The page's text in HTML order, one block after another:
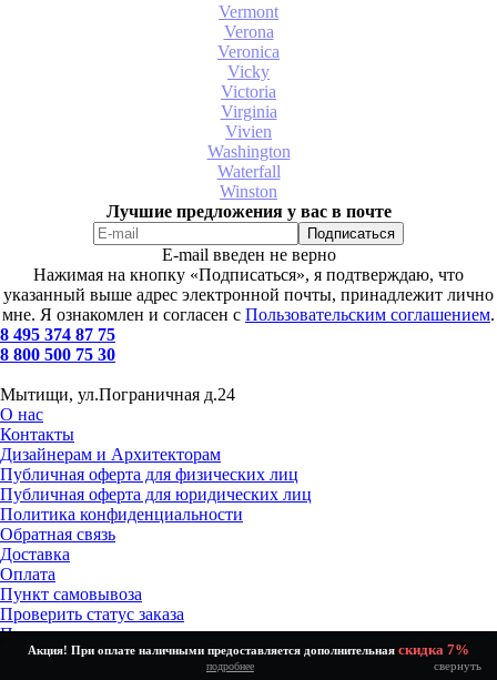
Акция! При оплате наличными предоставляется дополнительная скидка 7%
подробнее свернуть
Vermont
Verona
Veronica
Vicky
Victoria
Virginia
Vivien
Washington
Waterfall
Winston
Лучшие предложения у вас в почте
E-mail введен не верно
Нажимая на кнопку «Подписаться», я подтверждаю, что
указанный выше адрес электронной почты, принадлежит лично
мне. Я ознакомлен и согласен с Пользовательским соглашением.
8 495 374 87 75
8 800 500 75 30
Мытищи, ул.Пограничная д.24
О нас
Контакты
Дизайнерам и Архитекторам
Публичная оферта для физических лиц
Публичная оферта для юридических лиц
Политика конфиденциальности
Обратная связь
Доставка
Оплата
Пункт самовывоза
Проверить статус заказа
Получение и возврат товара
Установка и подключение